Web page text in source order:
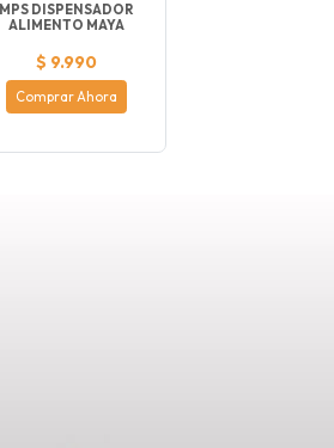
MPS DISPENSADOR
ALIMENTO MAYA
$ 9.990
Comprar Ahora